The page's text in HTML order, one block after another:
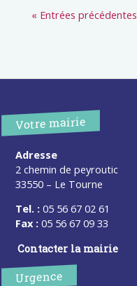
« Entrées précédentes
Votre mairie
Adresse
2 chemin de peyroutic
33550 – Le Tourne
Tel. : 05 56 67 02 61
Fax : 05 56 67 09 33
Contacter la mairie
Urgence